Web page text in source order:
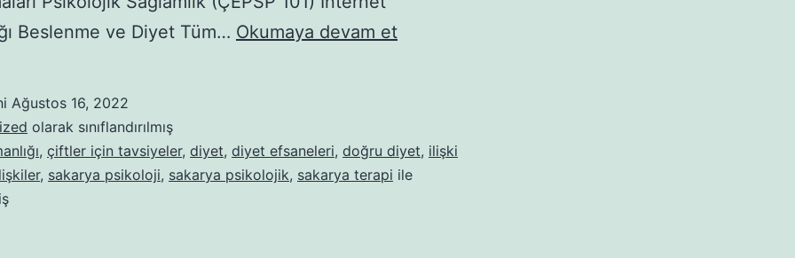
Beslenme ve Diyet Tüm… Okumaya devam etDİYET
YANLIŞLAR
Ağustos 16, 2022
olarak sınıflandırılmış
, çiftler için tavsiyeler, diyet, diyet efsaneleri, doğru diyet, ilişki
, sakarya psikoloji, sakarya psikolojik, sakarya terapi ile